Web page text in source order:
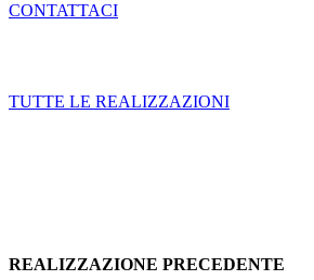
CONTATTACI
TUTTE LE REALIZZAZIONI
REALIZZAZIONE PRECEDENTE